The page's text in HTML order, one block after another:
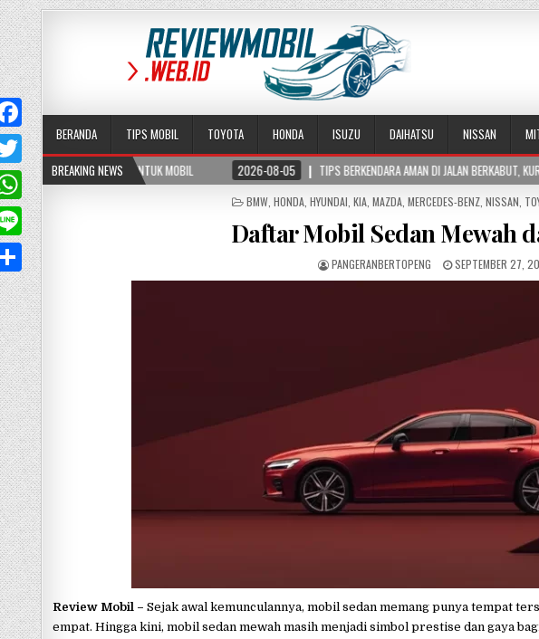
BERANDA TIPS MOBIL TOYOTA HONDA ISUZU DAIHATSU NISSAN
BREAKING NEWS
MOBIL 2026-08-05 TIPS BERKENDARA AMAN DI JALAN BERKABUT, KURANGI RISIKO KECELAKAAN
POSTED
BMW, HONDA, HYUNDAI KIA, MAZDA, MERCEDES-BENZ, NISSAN
Daftar Mobil Sedan Mewah
PANGERANBERTOPENG SEPTEMBER 27,
Review Mobil – Sejak awal kemunculannya, mobil sedan memang punya tempat
empat. Hingga kini, mobil sedan mewah masih menjadi simbol prestise dan gaya